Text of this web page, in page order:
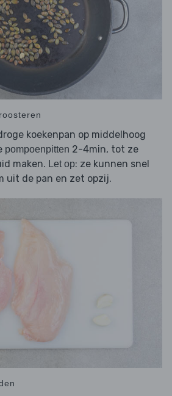
koekenpan op middelhoog
pompoenpitten 2-4min, tot ze
maken. Let op: ze kunnen snel
uit de pan en zet opzij.